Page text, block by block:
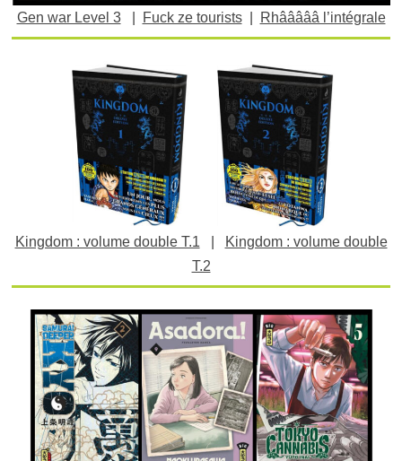
Gen war Level 3| Fuck ze tourists| Rhâââââ l’intégrale
Kingdom : volume double T.1
Kingdom : volume double
T.2